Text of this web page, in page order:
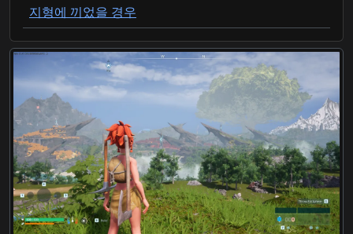
지형에 끼었을 경우